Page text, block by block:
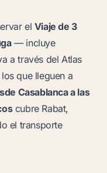
el Viaje de 3
— incluye
a través del Atlas
que lleguen a
Casablanca a las
cubre Rabat,
el transporte